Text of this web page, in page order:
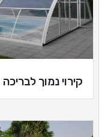
קירוי נמוך לבריכה